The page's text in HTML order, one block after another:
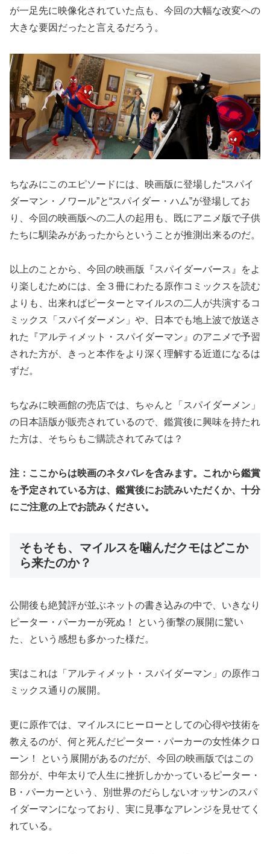
が一足先に映像化されていた点も、今回の大幅な改変への
大きな要因だったと言えるだろう。
ちなみにこのエピソードには、映画版に登場した“スパイ
ダーマン・ノワール”と“スパイダー・ハム”が登場してお
り、今回の映画版への二人の起用も、既にアニメ版で子供
たちに馴染みがあったからということが推測出来るのだ。
以上のことから、今回の映画版『スパイダーバース』をよ
り楽しむためには、全３冊にわたる原作コミックスを読む
よりも、出来ればピーターとマイルスの二人が共演するコ
ミックス「スパイダーメン」や、日本でも地上波で放送さ
れた『アルティメット・スパイダーマン』のアニメで予習
された方が、きっと本作をより深く理解する近道になるは
ずだ。
ちなみに映画館の売店では、ちゃんと「スパイダーメン」
の日本語版が販売されているので、鑑賞後に興味を持たれ
た方は、そちらもご購読されてみては？
注：ここからは映画のネタバレを含みます。これから鑑賞
を予定されている方は、鑑賞後にお読みいただくか、十分
にご注意の上でお読みください。
そもそも、マイルスを噛んだクモはどこか
ら来たのか？
公開後も絶賛評が並ぶネットの書き込みの中で、いきなり
ピーター・パーカーが死ぬ！ という衝撃の展開に驚い
た、という感想も多かった様だ。
実はこれは「アルティメット・スパイダーマン」の原作コ
ミックス通りの展開。
更に原作では、マイルスにヒーローとしての心得や技術を
教えるのが、何と死んだピーター・パーカーの女性体クロ
ーン！ という展開があるのだが、今回の映画版ではこの
部分が、中年太りで人生に挫折しかかっているピーター・
B・パーカーという、別世界のだらしないオッサンのスパ
イダーマンになっており、実に見事なアレンジを見せてく
れている。